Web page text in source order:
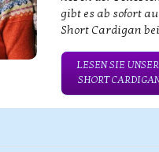
gibt es ab sofort
Short Cardigan bei
LESEN SIE
SHORT